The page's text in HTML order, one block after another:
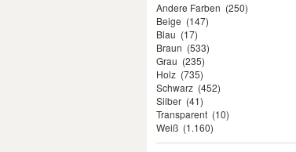
Andere Farben (250)
Beige (147)
Blau (17)
Braun (533)
Grau (235)
Holz (735)
Schwarz (452)
Silber (41)
Transparent (10)
Weiß (1.160)